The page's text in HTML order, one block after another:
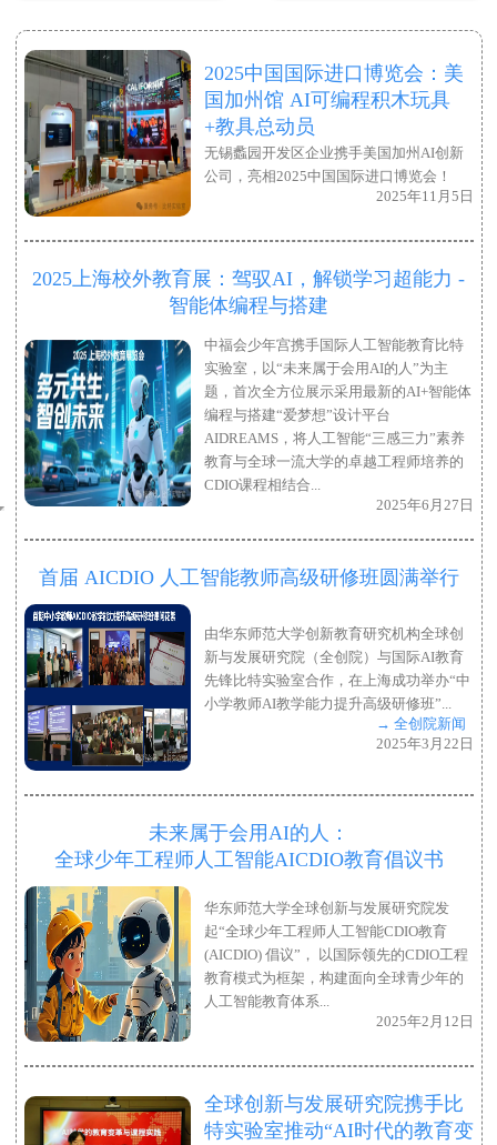
2025中国国际进口博览会：美
国加州馆 AI可编程积木玩具
+教具总动员
无锡蠡园开发区企业携手美国加州AI创新
公司，亮相2025中国国际进口博览会！
2025年11月5日
2025上海校外教育展：驾驭AI，解锁学习超能力 -
智能体编程与搭建
中福会少年宫携手国际人工智能教育比特
实验室，以“未来属于会用AI的人”为主
题，首次全方位展示采用最新的AI+智能体
编程与搭建“爱梦想”设计平台
AIDREAMS，将人工智能“三感三力”素养
教育与全球一流大学的卓越工程师培养的
CDIO课程相结合...
2025年6月27日
首届 AICDIO 人工智能教师高级研修班圆满举行
由华东师范大学创新教育研究机构全球创
新与发展研究院（全创院）与国际AI教育
先锋比特实验室合作，在上海成功举办“中
小学教师AI教学能力提升高级研修班”...
→ 全创院新闻
2025年3月22日
未来属于会用AI的人：
全球少年工程师人工智能AICDIO教育倡议书
华东师范大学全球创新与发展研究院发
起“全球少年工程师人工智能CDIO教育
(AICDIO) 倡议”， 以国际领先的CDIO工程
教育模式为框架，构建面向全球青少年的
人工智能教育体系...
2025年2月12日
全球创新与发展研究院携手比
特实验室推动“AI时代的教育变